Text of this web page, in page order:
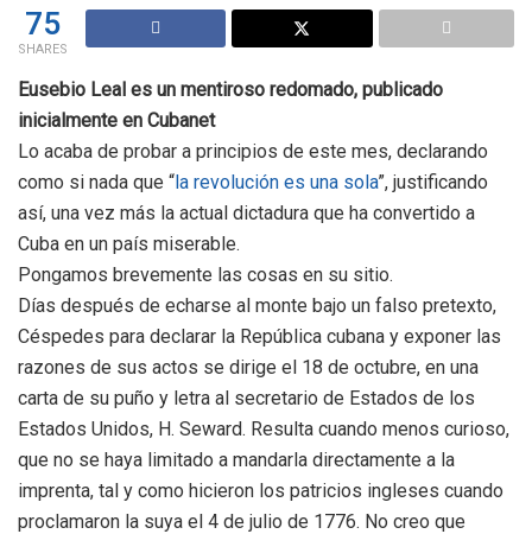
75
SHARES
Eusebio Leal es un mentiroso redomado, publicado
inicialmente en Cubanet
Lo acaba de probar a principios de este mes, declarando
como si nada que “la revolución es una sola”, justificando
así, una vez más la actual dictadura que ha convertido a
Cuba en un país miserable.
Pongamos brevemente las cosas en su sitio.
Días después de echarse al monte bajo un falso pretexto,
Céspedes para declarar la República cubana y exponer las
razones de sus actos se dirige el 18 de octubre, en una
carta de su puño y letra al secretario de Estados de los
Estados Unidos, H. Seward. Resulta cuando menos curioso,
que no se haya limitado a mandarla directamente a la
imprenta, tal y como hicieron los patricios ingleses cuando
proclamaron la suya el 4 de julio de 1776. No creo que